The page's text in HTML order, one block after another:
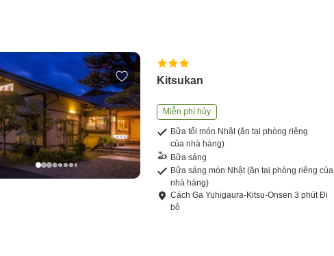
Kitsukan
Miễn phí hủy
Bữa tối món Nhật (ăn tại phòng riêng
của nhà hàng)
Bữa sáng
Bữa sáng món Nhật (ăn tại phòng riêng của
nhà hàng)
CáchGa Yuhigaura-Kitsu-Onsen3 phútĐi
bộ